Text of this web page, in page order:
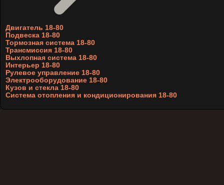
Двигатель 18-80
Подвеска 18-80
Тормозная система 18-80
Трансмиссия 18-80
Выхлопная система 18-80
Интерьер 18-80
Рулевое управление 18-80
Электрооборудование 18-80
Кузов и стекла 18-80
Система отопления и кондиционирования 18-80